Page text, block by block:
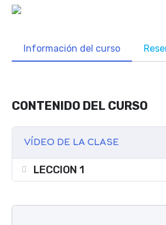
Información del curso
CONTENIDO DEL CURSO
VÍDEO DE LA CLASE
LECCION 1